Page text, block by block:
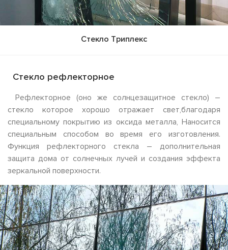
Стекло Триплекс
Стекло рефлекторное
Рефлекторное (оно же солнцезащитное стекло) –
стекло которое хорошо отражает свет,благодаря
специальному покрытию из оксида металла, Наносится
специальным способом во время его изготовления.
Функция рефлекторного стекла – дополнительная
защита дома от солнечных лучей и создания эффекта
зеркальной поверхности.